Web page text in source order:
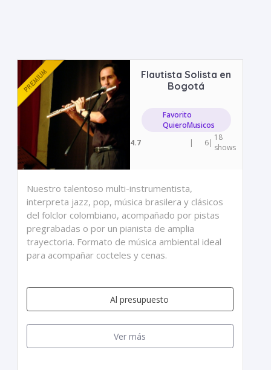
Flautista Solista en
Bogotá
Favorito
QuieroMusicos
4.7
| 6| 18
shows
Nuestro talentoso multi-instrumentista,
interpreta jazz, pop, música brasilera y clásicos
del folclor colombiano, acompañado por pistas
pregrabadas o por un pianista de amplia
trayectoria. Formato de música ambiental ideal
para acompañar cocteles y cenas.
Al presupuesto
Ver más